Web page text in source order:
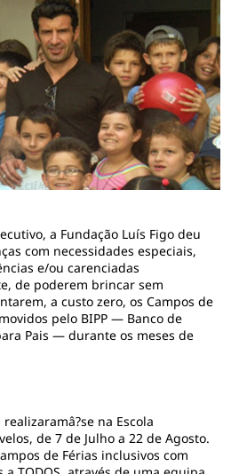
a Fundação Luís Figo deu
com necessidades especiais,
e/ou carenciadas
de poderem brincar sem
a custo zero, os Campos de
pelo BIPP — Banco de
Pais — durante os meses de
na Escola
de 7 de Julho a 22 de Agosto.
de Férias inclusivos com